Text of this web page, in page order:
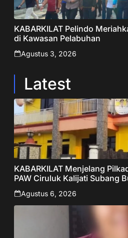
KABARKILAT Pelindo
di Kawasan Pelabuhan
Agustus 3, 2026
Latest
KABARKILAT Menjelang
PAW Ciruluk Kalijati Subang
Pungli dan Nepotisme Yang
Agustus 6, 2026